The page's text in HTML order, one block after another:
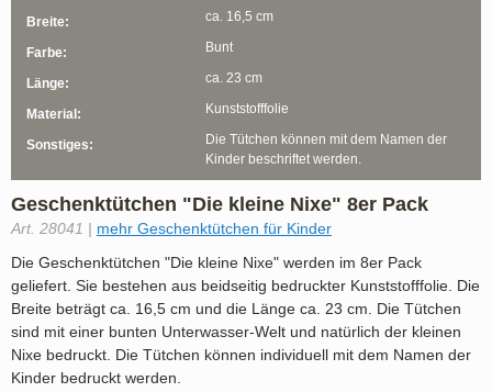
Geschenktütchen "Die kleine Nixe" 8er Pack
Art. 28041 | mehr Geschenktütchen für Kinder
Die Geschenktütchen "Die kleine Nixe" werden im 8er Pack
geliefert. Sie bestehen aus beidseitig bedruckter Kunststofffolie. Die
Breite beträgt ca. 16,5 cm und die Länge ca. 23 cm. Die Tütchen
sind mit einer bunten Unterwasser-Welt und natürlich der kleinen
Nixe bedruckt. Die Tütchen können individuell mit dem Namen der
Kinder bedruckt werden.
Breite: ca. 16,5 cm
Farbe: Bunt
Länge: ca. 23 cm
Material: Kunststofffolie
Sonstiges:
Die Tütchen können mit dem Namen der
Kinder beschriftet werden.